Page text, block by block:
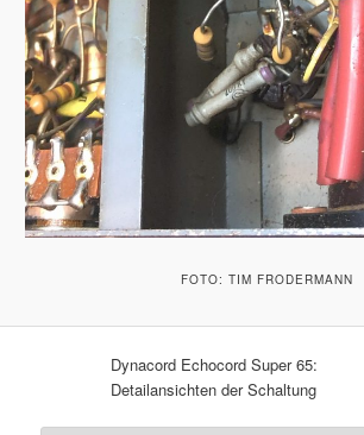
FOTO: TIM FRODERMANN
Dynacord Echocord Super 65:
Detailansichten der Schaltung